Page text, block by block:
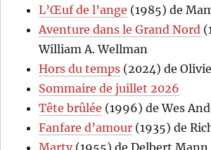
L’Œuf de l’ange (1985) de
Aventure dans le Grand Nord
William A. Wellman
Hors du temps (2024) de
Sommaire de juillet 2026
Tête brûlée (1996) de Wes
Fanfare d’amour (1935) de
Marty(1955) de Delbert Mann